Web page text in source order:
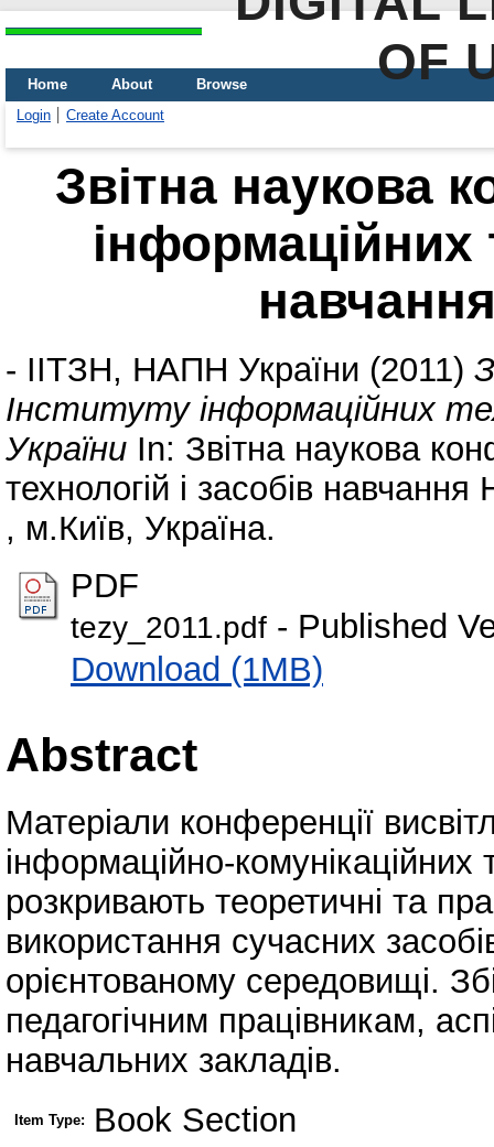
OF
Home About
Browse
Login
Create Account
Звітна наукова
інформаційних
- ІІТЗН, НАПН України (2011)
Інституту інформаційних
України In: Звітна наукова
технологій і засобів
, м.Київ, Україна.
PDF
tezy_2011.pdf - Published
Download (1MB)
Abstract
Матеріали конференції
інформаційно-комунікаційних
розкривають теоретичні та
використання сучасних
орієнтованому середовищі.
педагогічним працівникам,
навчальних закладів.
Item Type: Book Section